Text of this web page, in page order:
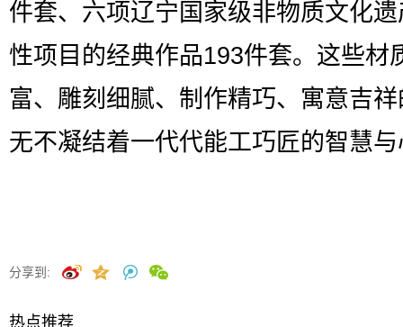
件套、六项辽宁国家级非物质文化
性项目的经典作品193件套。这些材
富、雕刻细腻、制作精巧、寓意吉
无不凝结着一代代能工巧匠的智慧
分享到:
热点推荐